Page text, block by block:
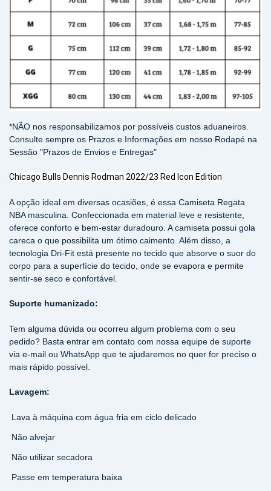
*NÃO nos responsabilizamos por possíveis custos aduaneiros.
Consulte sempre os Prazos e Informações em nosso Rodapé na
Sessão "Prazos de Envios e Entregas"
Chicago Bulls Dennis Rodman 2022/23 Red Icon Edition
A opção ideal em diversas ocasiões, é essa Camiseta Regata
NBA masculina. Confeccionada em material leve e resistente,
oferece conforto e bem-estar duradouro. A camiseta possui gola
careca o que possibilita um ótimo caimento. Além disso, a
tecnologia Dri-Fit está presente no tecido que absorve o suor do
corpo para a superfície do tecido, onde se evapora e permite
sentir-se seco e confortável.
Suporte humanizado:
Tem alguma dúvida ou ocorreu algum problema com o seu
pedido? Basta entrar em contato com nossa equipe de suporte
via e-mail ou WhatsApp que te ajudaremos no quer for preciso o
mais rápido possível.
Lavagem:
Lava à máquina com água fria em ciclo delicado
Não alvejar
Não utilizar secadora
Passe em temperatura baixa